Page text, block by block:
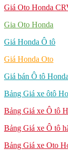
Giá Oto Honda
Gia Oto Honda
Giá Honda Ô tô
Giá Honda Oto
Giá bán Ô tô Honda
Bảng Giá xe ôtô
Bảng Giá xe Ô tô
Bảng Giá xe Ô tô
Bảng Giá xe Oto